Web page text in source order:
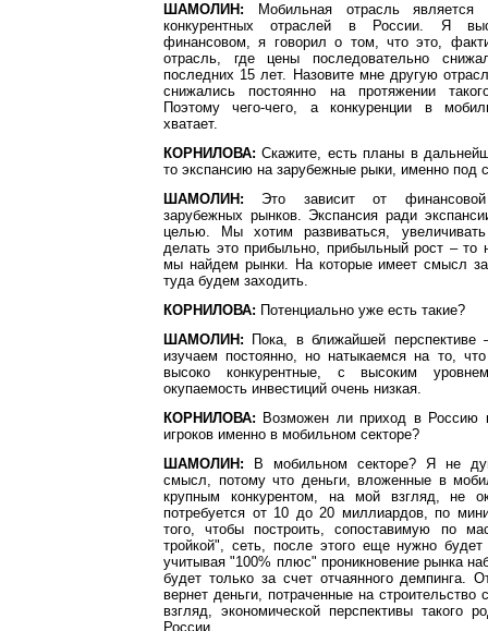
ШАМОЛИН: Мобильная отрасль является
конкурентных отраслей в России. Я
финансовом, я говорил о том, что это,
отрасль, где цены последовательно
последних 15 лет. Назовите мне другую
снижались постоянно на протяжении
Поэтому чего-чего, а конкуренции в
хватает.
КОРНИЛОВА: Скажите, есть планы в
то экспансию на зарубежные рыки, именно под
ШАМОЛИН: Это зависит от финансовой
зарубежных рынков. Экспансия ради
целью. Мы хотим развиваться,
делать это прибыльно, прибыльный рост – то
мы найдем рынки. На которые имеет смысл
туда будем заходить.
КОРНИЛОВА: Потенциально уже есть такие?
ШАМОЛИН: Пока, в ближайшей
изучаем постоянно, но натыкаемся на то,
высоко конкурентные, с высоким
окупаемость инвестиций очень низкая.
КОРНИЛОВА: Возможен ли приход в Россию
игроков именно в мобильном секторе?
ШАМОЛИН: В мобильном секторе? Я не
смысл, потому что деньги, вложенные в
крупным конкурентом, на мой взгляд, не
потребуется от 10 до 20 миллиардов, по
того, чтобы построить, сопоставимую по
тройкой", сеть, после этого еще нужно
учитывая "100% плюс" проникновение рынка
будет только за счет отчаянного демпинга.
вернет деньги, потраченные на
взгляд, экономической перспективы такого
России.